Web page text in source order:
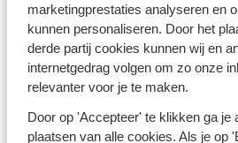
marketingprestaties analyseren en
kunnen personaliseren. Door het
derde partij cookies kunnen wij en
internetgedrag volgen om zo onze
relevanter voor je te maken.
Door op 'Accepteer' te klikken ga je
plaatsen van alle cookies. Als je op
Kindvriendelijke
voor het hele gezin
samen met het gezin van de